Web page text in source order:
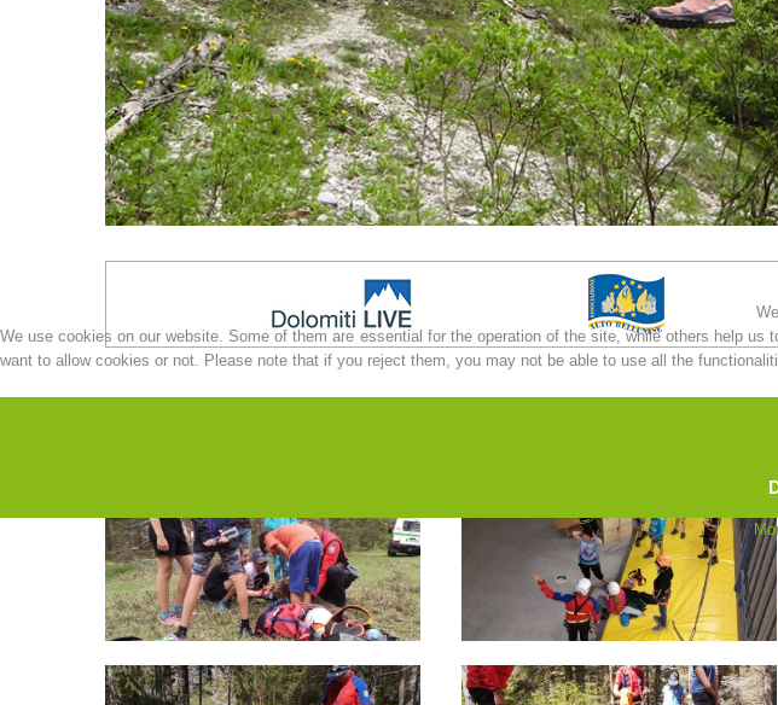
We use cookies on our website. Some of them are essential for the operation of the site, while others help
want to allow cookies or not. Please note that if you reject them, you may not be able to use all the